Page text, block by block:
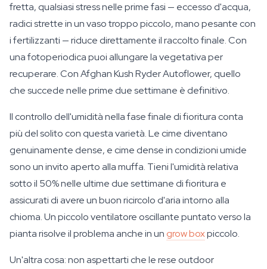
fretta, qualsiasi stress nelle prime fasi — eccesso d'acqua,
radici strette in un vaso troppo piccolo, mano pesante con
i fertilizzanti — riduce direttamente il raccolto finale. Con
una fotoperiodica puoi allungare la vegetativa per
recuperare. Con Afghan Kush Ryder Autoflower, quello
che succede nelle prime due settimane è definitivo.
Il controllo dell'umidità nella fase finale di fioritura conta
più del solito con questa varietà. Le cime diventano
genuinamente dense, e cime dense in condizioni umide
sono un invito aperto alla muffa. Tieni l'umidità relativa
sotto il 50% nelle ultime due settimane di fioritura e
assicurati di avere un buon ricircolo d'aria intorno alla
chioma. Un piccolo ventilatore oscillante puntato verso la
pianta risolve il problema anche in un grow boxpiccolo.
Un'altra cosa: non aspettarti che le rese outdoor